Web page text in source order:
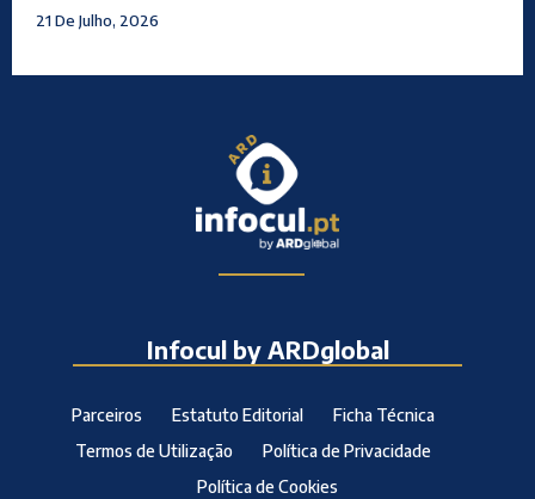
21 De Julho, 2026
Infocul by ARDglobal
Parceiros Estatuto Editorial
Ficha Técnica
Termos de Utilização
Política de Privacidade
Política de Cookies